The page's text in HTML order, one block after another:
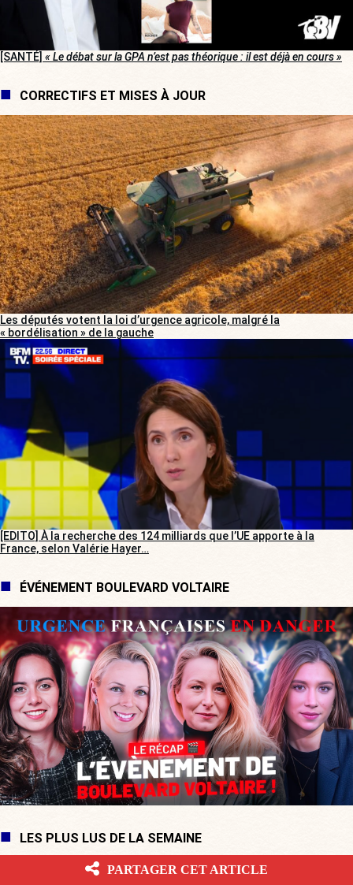
[SANTÉ] « Le débat sur la GPA n’est pas théorique : il est déjà en cours »
CORRECTIFS ET MISES À JOUR
Les députés votent la loi d’urgence agricole, malgré la
« bordélisation » de la gauche
[EDITO] À la recherche des 124 milliards que l’UE apporte à la
France, selon Valérie Hayer…
ÉVÉNEMENT BOULEVARD VOLTAIRE
LES PLUS LUS DE LA SEMAINE
PARTAGER CET ARTICLE